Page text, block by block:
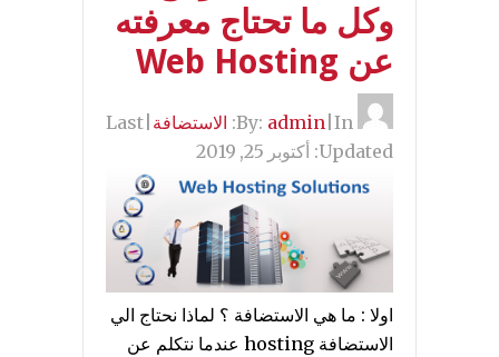
وكل ما تحتاج معرفته
عن Web Hosting
admin In: الاستضافة Last
Updated: أكتوبر 25, 2019
اولا : ما هي الاستضافة ؟ لماذا نحتاج الي
الاستضافة hosting عندما نتكلم عن